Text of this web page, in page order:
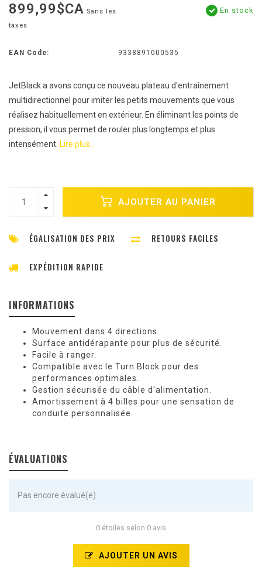
899,99$CA Sans les
taxes
En stock
EAN Code: 9338891000535
JetBlack a avons conçu ce nouveau plateau d'entraînement
multidirectionnel pour imiter les petits mouvements que vous
réalisez habituellement en extérieur. En éliminant les points de
pression, il vous permet de rouler plus longtemps et plus
intensément. Lire plus..
AJOUTER AU PANIER
ÉGALISATION DES PRIX RETOURS FACILES
EXPÉDITION RAPIDE
INFORMATIONS
Mouvement dans 4 directions.
Surface antidérapante pour plus de sécurité.
Facile à ranger.
Compatible avec le Turn Block pour des
performances optimales.
Gestion sécurisée du câble d'alimentation.
Amortissement à 4 billes pour une sensation de
conduite personnalisée.
ÉVALUATIONS
Pas encore évalué(e)
0 étoiles selon 0 avis
AJOUTER UN AVIS